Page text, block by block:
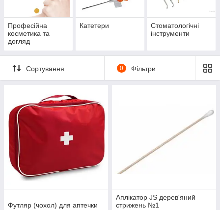
Професійна
косметика та
догляд
Катетери
Стоматологічні
інструменти
Сортування 0 Фільтри
Футляр (чохол) для аптечки
Аплікатор JS дерев'яний
стрижень №1